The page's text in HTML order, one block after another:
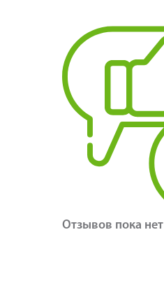
Отзывов пока нет